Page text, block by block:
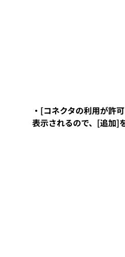
・[コネクタの利用が許
表示されるので、[追加]